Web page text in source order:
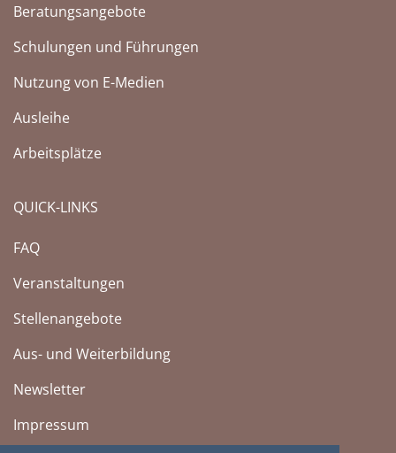
Beratungsangebote
Schulungen und Führungen
Nutzung von E-Medien
Ausleihe
Arbeitsplätze
QUICK-LINKS
FAQ
Veranstaltungen
Stellenangebote
Aus- und Weiterbildung
Newsletter
Impressum